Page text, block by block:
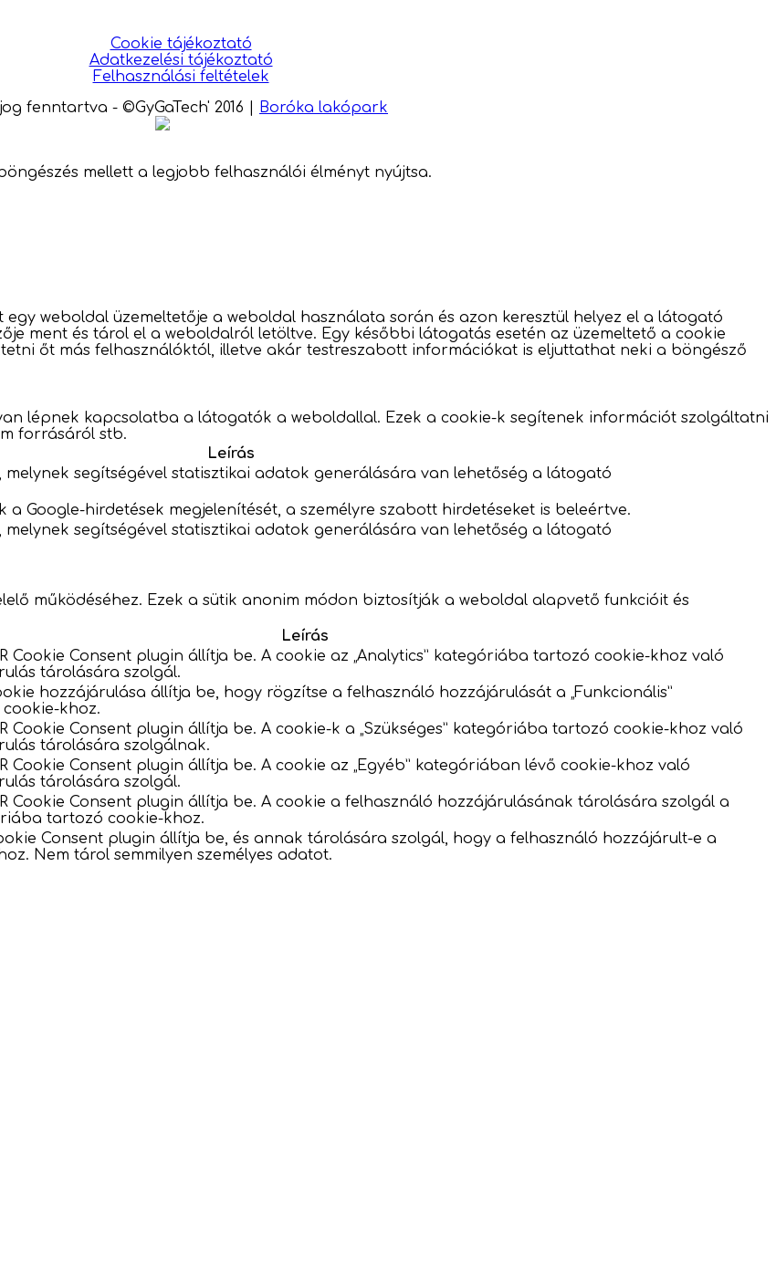
Cookie tájékoztató
Adatkezelési tájékoztató
Felhasználási feltételek
fenntartva - ©GyGaTech' 2016
Boróka lakópark
mellett a legjobb felhasználói élményt nyújtsa.
weboldal üzemeltetője a weboldal használata során és azon keresztül helyez el a látogató
ment és tárol el a weboldalról letöltve. Egy későbbi látogatás esetén az üzemeltető a cookie
őt más felhasználóktól, illetve akár testreszabott információkat is eljuttathat neki a böngésző
lépnek kapcsolatba a látogatók a weboldallal. Ezek a cookie-k segítenek információt szolgáltatni
forrásáról stb.
Leírás
segítségével statisztikai adatok generálására van lehetőség a látogató
a Google-hirdetések megjelenítését, a személyre szabott hirdetéseket is beleértve.
segítségével statisztikai adatok generálására van lehetőség a látogató
működéséhez. Ezek a sütik anonim módon biztosítják a weboldal alapvető funkcióit és
Leírás
Cookie Consent plugin állítja be. A cookie az „Analytics” kategóriába tartozó cookie-khoz való
tárolására szolgál.
hozzájárulása állítja be, hogy rögzítse a felhasználó hozzájárulását a „Funkcionális”
khoz.
Cookie Consent plugin állítja be. A cookie-k a „Szükséges” kategóriába tartozó cookie-khoz való
tárolására szolgálnak.
Cookie Consent plugin állítja be. A cookie az „Egyéb” kategóriában lévő cookie-khoz való
tárolására szolgál.
Cookie Consent plugin állítja be. A cookie a felhasználó hozzájárulásának tárolására szolgál a
tartozó cookie-khoz.
Consent plugin állítja be, és annak tárolására szolgál, hogy a felhasználó hozzájárult-e a
Nem tárol semmilyen személyes adatot.